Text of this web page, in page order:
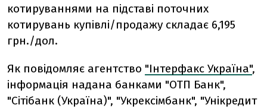
котируваннями на підставі поточних
котирувань купівлі/продажу складає 6,195
грн./дол.
Як повідомляє агентство "Інтерфакс Україна",
інформація надана банками "ОТП Банк",
"Сітібанк (Україна)", "Укрексімбанк", "Унікредит